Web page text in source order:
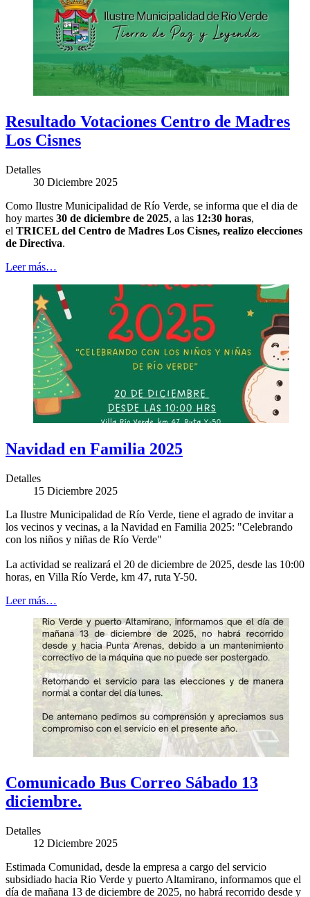
Resultado Votaciones Centro de Madres
Los Cisnes
Detalles
30 Diciembre 2025
Como Ilustre Municipalidad de Río Verde, se informa que el dia de
hoy martes 30 de diciembre de 2025, a las 12:30 horas,
el TRICEL del Centro de Madres Los Cisnes, realizo elecciones
de Directiva.
Leer más…
Navidad en Familia 2025
Detalles
15 Diciembre 2025
La Ilustre Municipalidad de Río Verde, tiene el agrado de invitar a
los vecinos y vecinas, a la Navidad en Familia 2025: "Celebrando
con los niños y niñas de Río Verde"
La actividad se realizará el 20 de diciembre de 2025, desde las 10:00
horas, en Villa Río Verde, km 47, ruta Y-50.
Leer más…
Comunicado Bus Correo Sábado 13
diciembre.
Detalles
12 Diciembre 2025
Estimada Comunidad, desde la empresa a cargo del servicio
subsidiado hacia Rio Verde y puerto Altamirano, informamos que el
día de mañana 13 de diciembre de 2025, no habrá recorrido desde y